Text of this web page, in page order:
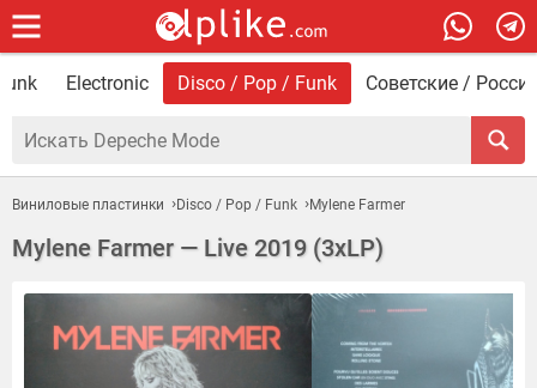
Electronic Disco / Pop / Funk Советские /
Виниловые пластинки Disco / Pop / Funk Mylene Farmer
Mylene Farmer — Live 2019 (3xLP)